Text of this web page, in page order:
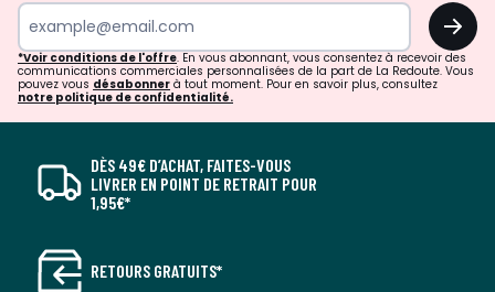
OK
*Voir conditions de l'offre. En vous abonnant, vous consentez à recevoir des
communications commerciales personnalisées de la part de La Redoute. Vous
pouvez vous désabonner à tout moment. Pour en savoir plus, consultez
notre politique de confidentialité.
DÈS 49€ D’ACHAT, FAITES-VOUS
LIVRER EN POINT DE RETRAIT POUR
1,95€*
RETOURS GRATUITS*